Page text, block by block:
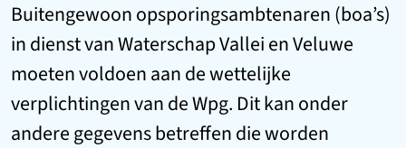
Buitengewoon opsporingsambtenaren (boa’s)
in dienst van Waterschap Vallei en Veluwe
moeten voldoen aan de wettelijke
verplichtingen van de Wpg. Dit kan onder
andere gegevens betreffen die worden